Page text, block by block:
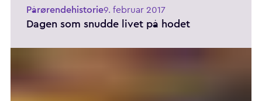
Pårørendehistorie9. februar 2017
Dagen som snudde livet på hodet